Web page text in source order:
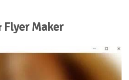
Flyer Maker